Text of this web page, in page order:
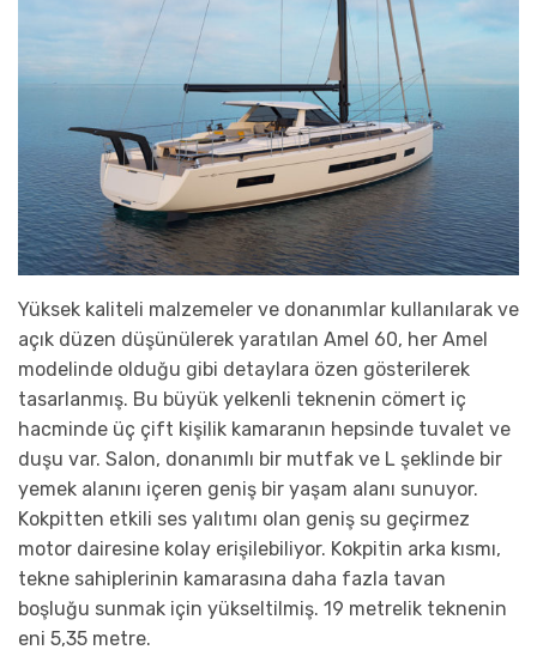
Yüksek kaliteli malzemeler ve donanımlar kullanılarak ve
açık düzen düşünülerek yaratılan Amel 60, her Amel
modelinde olduğu gibi detaylara özen gösterilerek
tasarlanmış. Bu büyük yelkenli teknenin cömert iç
hacminde üç çift kişilik kamaranın hepsinde tuvalet ve
duşu var. Salon, donanımlı bir mutfak ve L şeklinde bir
yemek alanını içeren geniş bir yaşam alanı sunuyor.
Kokpitten etkili ses yalıtımı olan geniş su geçirmez
motor dairesine kolay erişilebiliyor. Kokpitin arka kısmı,
tekne sahiplerinin kamarasına daha fazla tavan
boşluğu sunmak için yükseltilmiş. 19 metrelik teknenin
eni 5,35 metre.